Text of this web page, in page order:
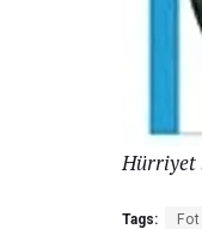
Hürriyet
Tags: